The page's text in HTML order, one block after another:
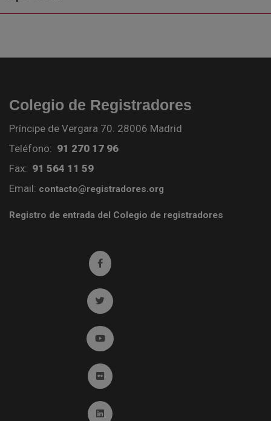
Colegio de Registradores
Príncipe de Vergara 70. 28006 Madrid
Teléfono: 91 270 17 96
Fax: 91 564 11 59
Email: contacto@registradores.org
Registro de entrada del Colegio de registradores
Ir a facebook (abre en ventana nueva)
Ir a twitter (abre en ventana nueva)
Ir a YouTube (abre en ventana nueva)
Ir a Flickr (abre en ventana nueva)
Ir a Linkedin (abre en ventana nueva)